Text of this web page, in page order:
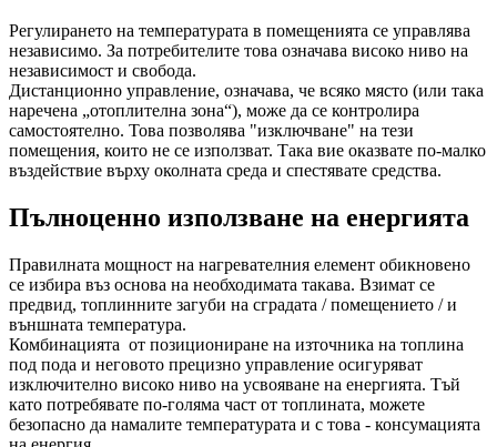
Регулирането на температурата в помещенията се управлява
независимо. За потребителите това означава високо ниво на
независимост и свобода.
Дистанционно управление, означава, че всяко място (или така
наречена „отоплителна зона“), може да се контролира
самостоятелно. Това позволява "изключване" на тези
помещения, които не се използват. Така вие оказвате по-малко
въздействие върху околната среда и спестявате средства.
Пълноценно използване на енергията
Правилната мощност на нагревателния елемент обикновено
се избира въз основа на необходимата такава. Взимат се
предвид, топлинните загуби на сградата / помещението / и
външната температура.
Комбинацията от позициониране на източника на топлина
под пода и неговото прецизно управление осигуряват
изключително високо ниво на усвояване на енергията. Тъй
като потребявате по-голяма част от топлината, можете
безопасно да намалите температурата и с това - консумацията